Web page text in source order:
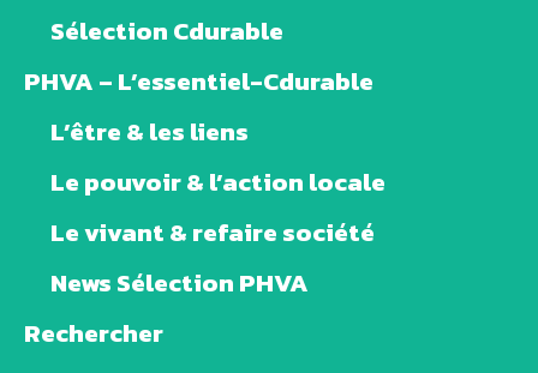
Sélection Cdurable
PHVA – L’essentiel-Cdurable
L’être & les liens
Le pouvoir & l’action locale
Le vivant & refaire société
News Sélection PHVA
Rechercher